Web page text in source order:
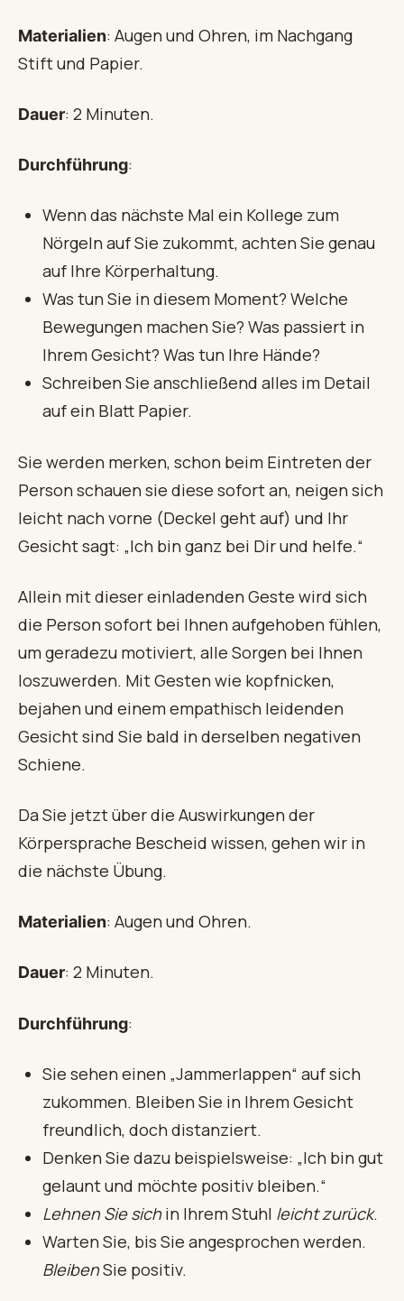
Materialien: Augen und Ohren, im Nachgang
Stift und Papier.
Dauer: 2 Minuten.
Durchführung:
Wenn das nächste Mal ein Kollege zum
Nörgeln auf Sie zukommt, achten Sie genau
auf Ihre Körperhaltung.
Was tun Sie in diesem Moment? Welche
Bewegungen machen Sie? Was passiert in
Ihrem Gesicht? Was tun Ihre Hände?
Schreiben Sie anschließend alles im Detail
auf ein Blatt Papier.
Sie werden merken, schon beim Eintreten der
Person schauen sie diese sofort an, neigen sich
leicht nach vorne (Deckel geht auf) und Ihr
Gesicht sagt: „Ich bin ganz bei Dir und helfe.“
Allein mit dieser einladenden Geste wird sich
die Person sofort bei Ihnen aufgehoben fühlen,
um geradezu motiviert, alle Sorgen bei Ihnen
loszuwerden. Mit Gesten wie kopfnicken,
bejahen und einem empathisch leidenden
Gesicht sind Sie bald in derselben negativen
Schiene.
Da Sie jetzt über die Auswirkungen der
Körpersprache Bescheid wissen, gehen wir in
die nächste Übung.
Materialien: Augen und Ohren.
Dauer: 2 Minuten.
Durchführung:
Sie sehen einen „Jammerlappen“ auf sich
zukommen. Bleiben Sie in Ihrem Gesicht
freundlich, doch distanziert.
Denken Sie dazu beispielsweise: „Ich bin gut
gelaunt und möchte positiv bleiben.“
Lehnen Sie sich in Ihrem Stuhl leicht zurück.
Warten Sie, bis Sie angesprochen werden.
BleibenSie positiv.